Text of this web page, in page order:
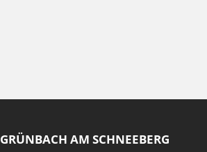
GRÜNBACH AM SCHNEEBERG